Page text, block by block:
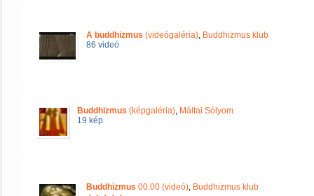
A buddhizmus (videógaléria), Buddhizmus klub
86 videó
Buddhizmus (képgaléria), Máltai Sólyom
19 kép
Buddhizmus 00:00 (videó), Buddhizmus klub